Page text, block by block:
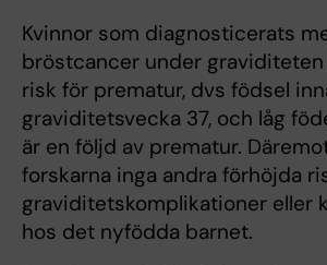
Kvinnor som diagnosticerats
bröstcancer under
risk för prematur, dvs födsel
graviditetsvecka 37, och låg
är en följd av prematur.
forskarna inga andra förhöjda
graviditetskomplikationer eller
hos det nyfödda barnet.